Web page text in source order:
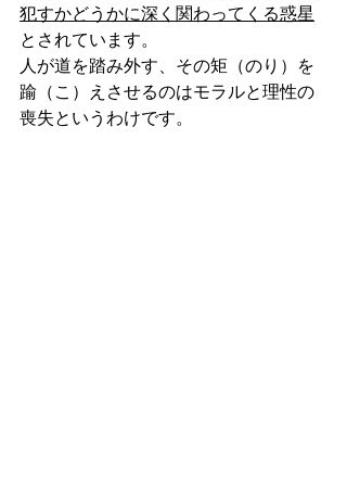
犯すかどうかに深く関わってくる惑星
とされています。
人が道を踏み外す、その矩（のり）を
踰（こ）えさせるのはモラルと理性の
喪失というわけです。